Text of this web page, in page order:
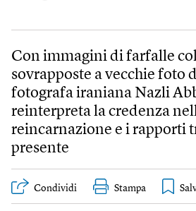
Con immagini di farfalle
sovrapposte a vecchie foto
fotografa iraniana Nazli
reinterpreta la credenza
reincarnazione e i rapporti
presente
Condividi Stampa